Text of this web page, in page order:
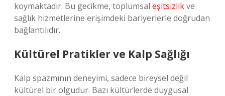
koymaktadır. Bu gecikme, toplumsal eşitsizlikve
sağlık hizmetlerine erişimdeki bariyerlerle doğrudan
bağlantılıdır.
Kültürel Pratikler ve Kalp Sağlığı
Kalp spazmının deneyimi, sadece bireysel değil
kültürel bir olgudur. Bazı kültürlerde duygusal